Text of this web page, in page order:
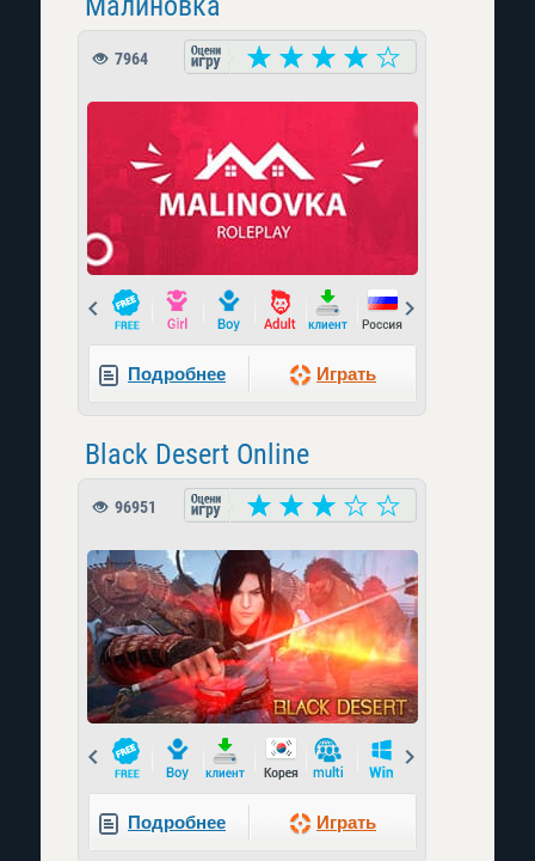
7964
Prev
Подробнее Играть
Black Desert Online
96951
Prev
Подробнее Играть